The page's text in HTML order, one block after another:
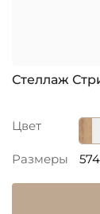
Стеллаж
Цвет
Размеры